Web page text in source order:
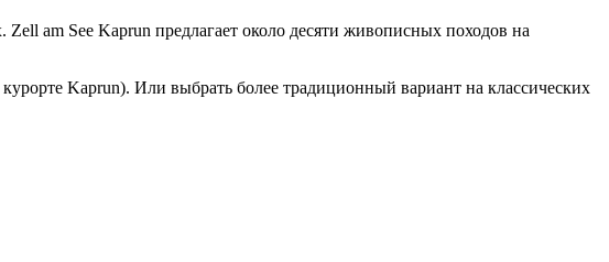
am See Kaprun предлагает около десяти живописных походов на
Kaprun). Или выбрать более традиционный вариант на классических